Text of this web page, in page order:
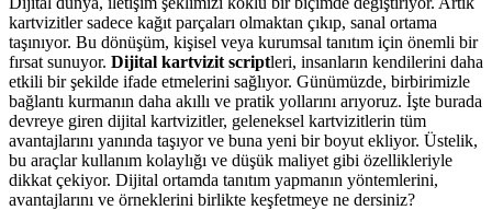
kartvizitler sadece kağıt parçaları olmaktan çıkıp, sanal ortama
taşınıyor. Bu dönüşüm, kişisel veya kurumsal tanıtım için önemli bir
fırsat sunuyor. Dijital kartvizit scriptleri, insanların kendilerini daha
etkili bir şekilde ifade etmelerini sağlıyor. Günümüzde, birbirimizle
bağlantı kurmanın daha akıllı ve pratik yollarını arıyoruz. İşte burada
devreye giren dijital kartvizitler, geleneksel kartvizitlerin tüm
avantajlarını yanında taşıyor ve buna yeni bir boyut ekliyor. Üstelik,
bu araçlar kullanım kolaylığı ve düşük maliyet gibi özellikleriyle
dikkat çekiyor. Dijital ortamda tanıtım yapmanın yöntemlerini,
avantajlarını ve örneklerini birlikte keşfetmeye ne dersiniz?